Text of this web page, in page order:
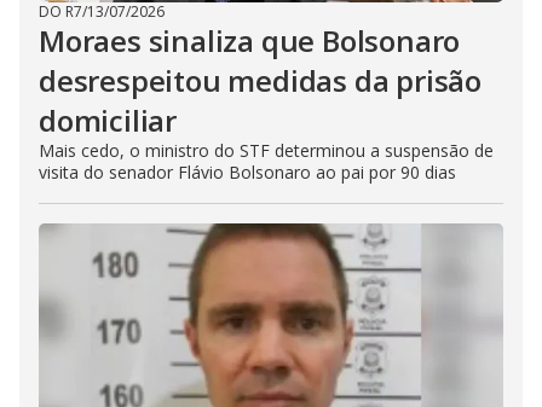
DO R7/13/07/2026
Moraes sinaliza que Bolsonaro
desrespeitou medidas da prisão
domiciliar
Mais cedo, o ministro do STF determinou a suspensão de
visita do senador Flávio Bolsonaro ao pai por 90 dias